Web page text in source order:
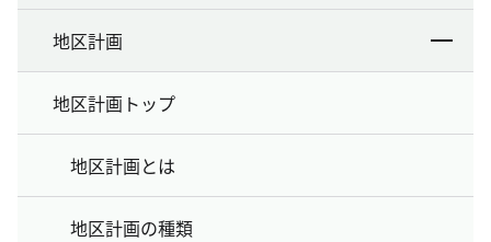
地区計画
地区計画トップ
地区計画とは
地区計画の種類